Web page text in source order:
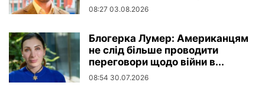
08:27 03.08.2026
Блогерка Лумер: Американцям
не слід більше проводити
переговори щодо війни в...
08:54 30.07.2026